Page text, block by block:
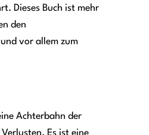
Dieses Buch ist mehr
den
vor allem zum
Achterbahn der